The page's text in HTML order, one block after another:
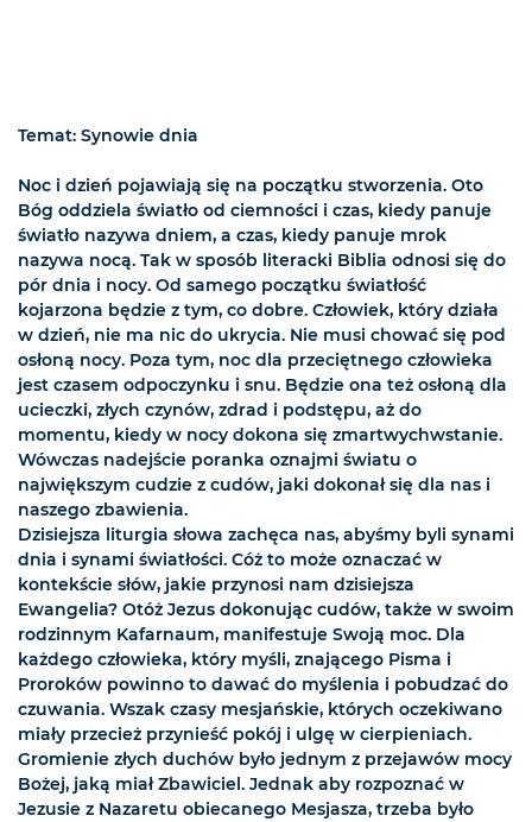
Temat: Synowie dnia
Noc i dzień pojawiają się na początku stworzenia. Oto
Bóg oddziela światło od ciemności i czas, kiedy panuje
światło nazywa dniem, a czas, kiedy panuje mrok
nazywa nocą. Tak w sposób literacki Biblia odnosi się do
pór dnia i nocy. Od samego początku światłość
kojarzona będzie z tym, co dobre. Człowiek, który działa
w dzień, nie ma nic do ukrycia. Nie musi chować się pod
osłoną nocy. Poza tym, noc dla przeciętnego człowieka
jest czasem odpoczynku i snu. Będzie ona też osłoną dla
ucieczki, złych czynów, zdrad i podstępu, aż do
momentu, kiedy w nocy dokona się zmartwychwstanie.
Wówczas nadejście poranka oznajmi światu o
największym cudzie z cudów, jaki dokonał się dla nas i
naszego zbawienia.
Dzisiejsza liturgia słowa zachęca nas, abyśmy byli synami
dnia i synami światłości. Cóż to może oznaczać w
kontekście słów, jakie przynosi nam dzisiejsza
Ewangelia? Otóż Jezus dokonując cudów, także w swoim
rodzinnym Kafarnaum, manifestuje Swoją moc. Dla
każdego człowieka, który myśli, znającego Pisma i
Proroków powinno to dawać do myślenia i pobudzać do
czuwania. Wszak czasy mesjańskie, których oczekiwano
miały przecież przynieść pokój i ulgę w cierpieniach.
Gromienie złych duchów było jednym z przejawów mocy
Bożej, jaką miał Zbawiciel. Jednak aby rozpoznać w
Jezusie z Nazaretu obiecanego Mesjasza, trzeba było